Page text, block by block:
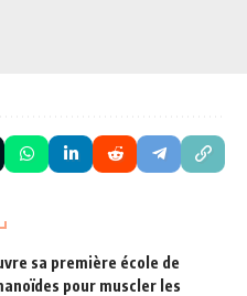
sa première école de
pour muscler les